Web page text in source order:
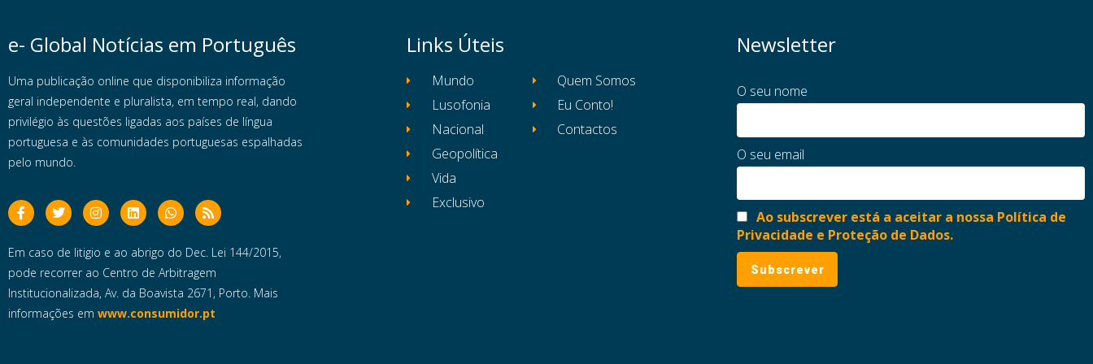
e- Global Notícias em Português
Uma publicação online que disponibiliza informação
geral independente e pluralista, em tempo real, dando
privilégio às questões ligadas aos países de língua
portuguesa e às comunidades portuguesas espalhadas
pelo mundo.
Em caso de litigio e ao abrigo do Dec. Lei 144/2015,
pode recorrer ao Centro de Arbitragem
Institucionalizada, Av. da Boavista 2671, Porto. Mais
informações em www.consumidor.pt
Links Úteis
Mundo
Lusofonia
Nacional
Geopolítica
Vida
Exclusivo
Quem Somos
Eu Conto!
Contactos
Newsletter
O seu nome
O seu email
Ao subscrever está a aceitar a nossa Política de
Privacidade e Proteção de Dados.